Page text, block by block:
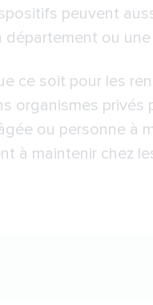
peuvent
département ou
ce soit pour les
organismes
ou personne à
à maintenir chez